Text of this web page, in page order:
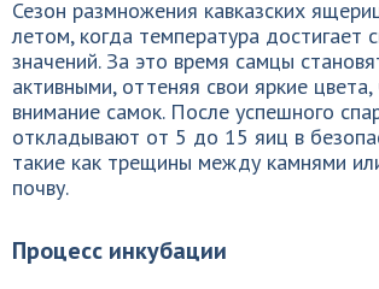
Сезон размножения кавказских
летом, когда температура достигает
значений. За это время самцы
активными, оттеняя свои яркие
внимание самок. После успешного
откладывают от 5 до 15 яиц в
такие как трещины между камнями
почву.
Процесс инкубации